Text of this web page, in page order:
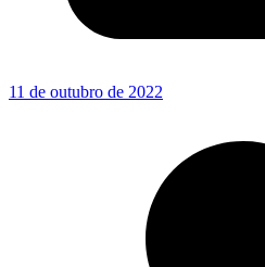
11 de outubro de 2022